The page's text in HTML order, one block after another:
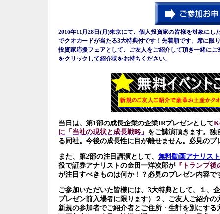
2016年11月28日(月)東京にて、個人投資家の皆様を対象にし
でクオカードが当たる3大特典付です！先着順です。席に限
投資家応援フェアとして、ご友人をご紹介して頂き一緒にご
をクリックして紹介状をお持ちください。
当日は、第1部の成長企業の企業IRプレゼンとして
に「当社の現状と成長戦略」 をご講演頂きます。独
る同社。今後の成長性に目が離せません。必見のプ
また、第2部の注目講演として、 無料動画アナリス
役で証券アナリストの金田一洋次郎が『トランプ後
が注目すべきものは何か！？必見のプレゼン内容で
ご参加いただいた皆様には、3大特典として、１、
プレゼン前入場者に限ります）２、ご友人ご紹介
新規の参加者でご紹介者とご住所・生計を別にす